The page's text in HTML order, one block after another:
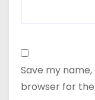
Save my
browser for